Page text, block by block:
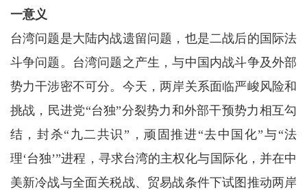
一意义
台湾问题是大陆内战遗留问题，也是二战后的国际法
斗争问题。台湾问题之产生，与中国内战斗争及外部
势力干涉密不可分。今天，两岸关系面临严峻风险和
挑战，民进党“台独”分裂势力和外部干预势力相互勾
结，封杀“九二共识”，顽固推进“去中国化”与“法
理‘台独’”进程，寻求台湾的主权化与国际化，并在中
美新冷战与全面关税战、贸易战条件下试图推动两岸